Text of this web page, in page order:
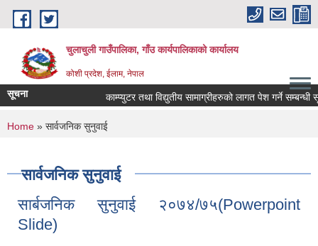
Skip to main content
चुलाचुली गाउँपालिका, गाँउ कार्यपालिकाको कार्यालय
कोशी प्रदेश, ईलाम, नेपाल
सूचना काम्प्युटर तथा विद्युतीय सामाग्रीहरुको लागत पेश गर्ने सम्बन्धी
You are here
Home » सार्वजनिक सुनुवाई
सार्वजनिक सुनुवाई
सार्बजनिक सुनुवाई २०७४/७५(Powerpoint
Slide)